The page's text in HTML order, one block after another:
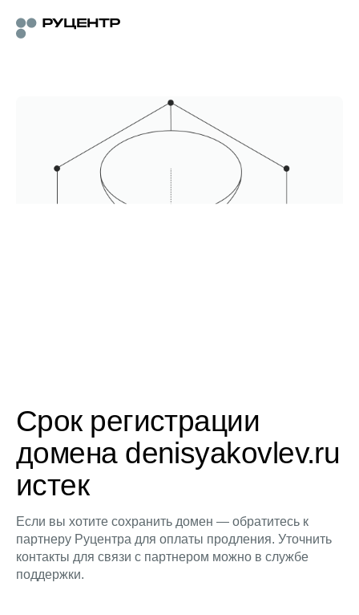
Срок регистрации
домена denisyakovlev.ru
истек
Если вы хотите сохранить домен — обратитесь к
партнеру Руцентра для оплаты продления. Уточнить
контакты для связи с партнером можно в службе
поддержки.